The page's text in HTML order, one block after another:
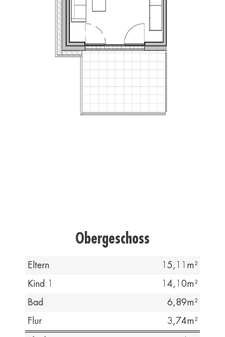
Obergeschoss
Eltern 15,11
Kind 1 14,10
Bad 6,89
Flur 3,74